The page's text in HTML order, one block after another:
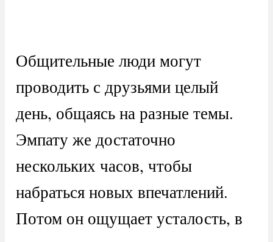
Общительные люди могут
проводить с друзьями целый
день, общаясь на разные темы.
Эмпату же достаточно
нескольких часов, чтобы
набраться новых впечатлений.
Потом он ощущает усталость, в